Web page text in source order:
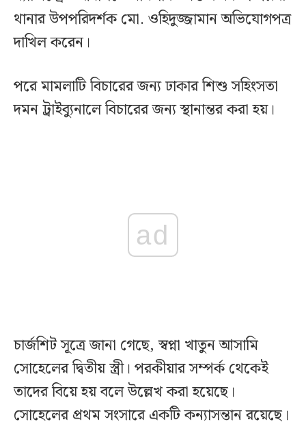
থানার উপপরিদর্শক মো. ওহিদুজ্জামান অভিযোগপত্র
দাখিল করেন।
পরে মামলাটি বিচারের জন্য ঢাকার শিশু সহিংসতা
দমন ট্রাইব্যুনালে বিচারের জন্য স্থানান্তর করা হয়।
ad
চার্জশিট সূত্রে জানা গেছে, স্বপ্না খাতুন আসামি
সোহেলের দ্বিতীয় স্ত্রী। পরকীয়ার সম্পর্ক থেকেই
তাদের বিয়ে হয় বলে উল্লেখ করা হয়েছে।
সোহেলের প্রথম সংসারে একটি কন্যাসন্তান রয়েছে।